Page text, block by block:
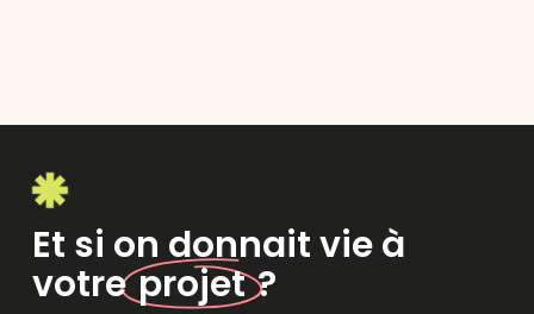
Et si on donnait vie à
votreprojet?